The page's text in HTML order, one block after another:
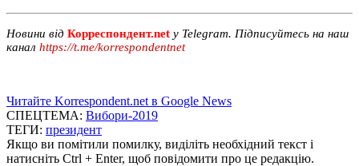
Новини від Корреспондент.net у Telegram. Підписуйтесь на наш
канал https://t.me/korrespondentnet
Читайте Korrespondent.net в Google News
СПЕЦТЕМА: Вибори-2019
ТЕГИ: президент
Якщо ви помітили помилку, виділіть необхідний текст і
натисніть Ctrl + Enter, щоб повідомити про це редакцію.